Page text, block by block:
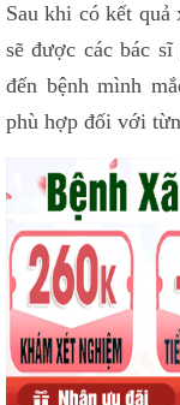
Sau khi có kết quả
sẽ được các bác
đến bệnh mình
phù hợp đối với